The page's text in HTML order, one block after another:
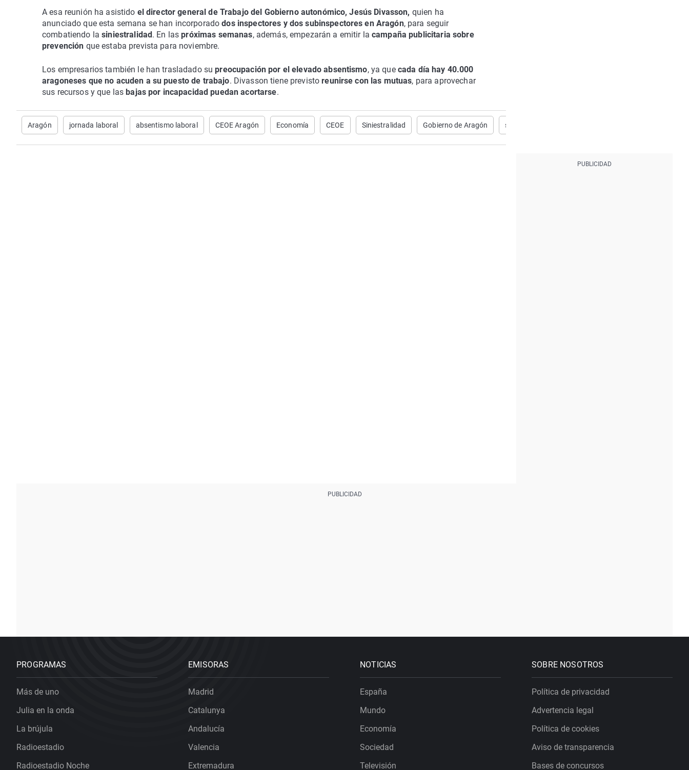
A esa reunión ha asistido el director general de Trabajo del Gobierno autonómico, Jesús Divasson, quien ha
anunciado que esta semana se han incorporadodos inspectores y dos subinspectores en Aragón, para seguir
combatiendo lasiniestralidad . En laspróximas semanas, además, empezarán a emitir lacampaña publicitaria sobre
prevención que estaba prevista para noviembre.
Los empresarios también le han trasladado su preocupación por el elevado absentismo, ya que cada día hay 40.000
aragoneses que no acuden a su puesto de trabajo. Divasson tiene previsto reunirse con las mutuas, para aprovechar
sus recursos y que las bajas por incapacidad puedan acortarse.
Aragón jornada laboral absentismo laboral CEOE Aragón Economía CEOE Siniestralidad Gobierno de Aragón subida salarios
PROGRAMAS
Más de uno
Julia en la onda
La brújula
Radioestadio
Radioestadio Noche
EMISORAS
Madrid
Catalunya
Andalucía
Valencia
Extremadura
NOTICIAS
España
Mundo
Economía
Sociedad
Televisión
SOBRE NOSOTROS
Política de privacidad
Advertencia legal
Política de cookies
Aviso de transparencia
Bases de concursos